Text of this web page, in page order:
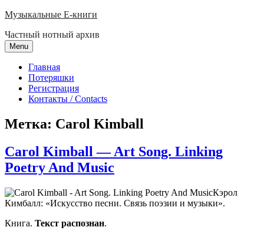
Skip
content
Музыкальные E-книги
Частный нотный архив
Menu
Главная
Потеряшки
Регистрация
Контакты / Contacts
Метка: Carol Kimball
Carol Kimball — Art Song. Linking
Poetry And Music
Кэрол
Кимбалл: «Искусство песни. Связь поэзии и музыки».
Книга. Текст распознан.